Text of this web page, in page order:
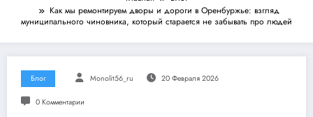
Как мы ремонтируем дворы и дороги в Оренбуржье: взгляд
муниципального чиновника, который старается не забывать про людей
Блог Monolit56_ru 20 Февраля 2026
0 Комментарии